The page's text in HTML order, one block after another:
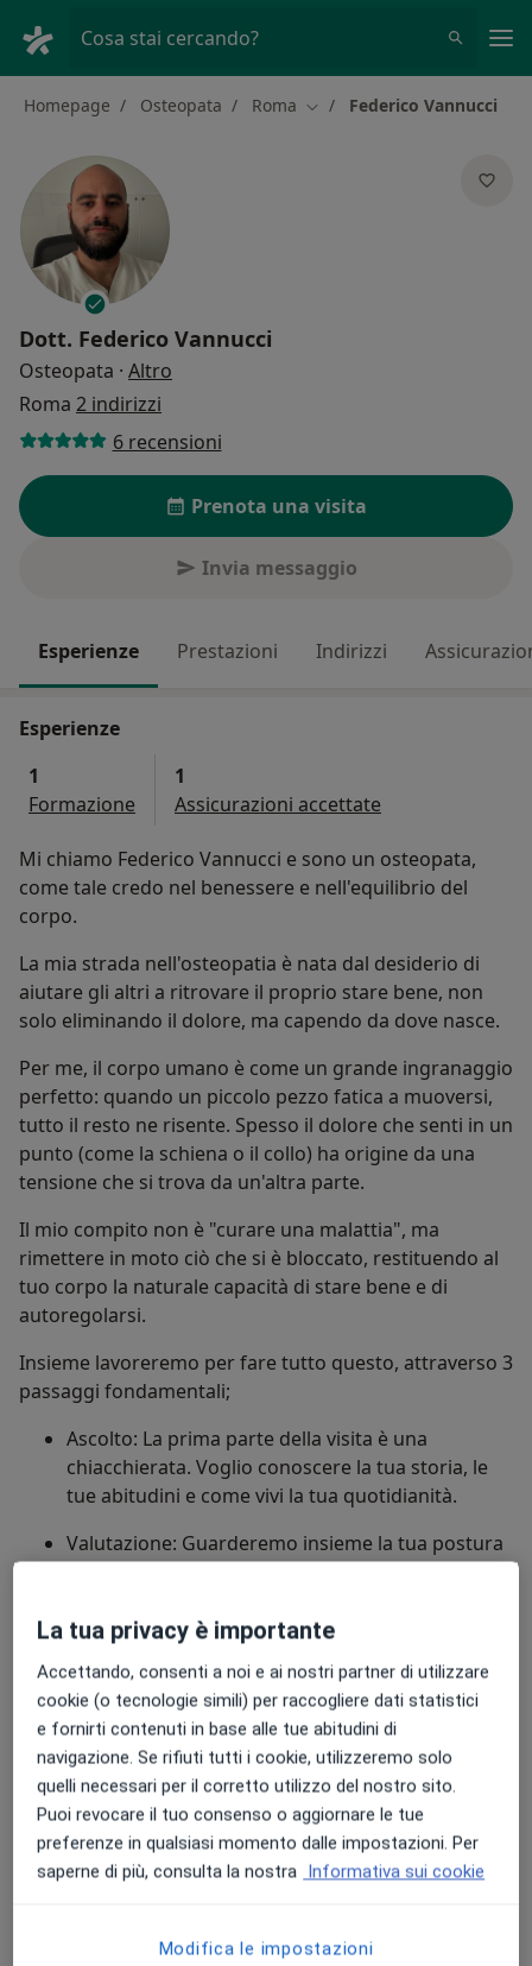
Cosa stai cercando?
Homepage Osteopata Roma Cambia città
Federico Vannucci
Dott. Federico Vannucci
Osteopata · Altro
Roma 2 indirizzi
6 recensioni
Prenota una visita
Invia messaggio
Esperienze Prestazioni Indirizzi
Esperienze
1
Formazione
1
Assicurazioni accettate
Mi chiamo Federico Vannucci e sono un osteopata,
come tale credo nel benessere e nell'equilibrio del
corpo.
La mia strada nell'osteopatia è nata dal desiderio di
aiutare gli altri a ritrovare il proprio stare bene, non
solo eliminando il dolore, ma capendo da dove nasce.
Per me, il corpo umano è come un grande ingranaggio
perfetto: quando un piccolo pezzo fatica a muoversi,
tutto il resto ne risente. Spesso il dolore che senti in un
punto (come la schiena o il collo) ha origine da una
tensione che si trova da un'altra parte.
Il mio compito non è "curare una malattia", ma
rimettere in moto ciò che si è bloccato, restituendo al
tuo corpo la naturale capacità di stare bene e di
autoregolarsi.
Insieme lavoreremo per fare tutto questo, attraverso 3
passaggi fondamentali;
Ascolto: La prima parte della visita è una
chiacchierata. Voglio conoscere la tua storia, le
tue abitudini e come vivi la tua quotidianità.
Valutazione: Guarderemo insieme la tua postura
Trattamento manuale: Utilizzo tecniche delicate e
mirate (pressioni, sfioramenti e mobilizzazioni)
adatte alla tua corporatura e alla tua sensibilità.
L'osteopatia è per tutti, perché la salute non ha età. Nel
mio studio accolgo:
Chi soffre di dolori cronici (mal di schiena,
cervicale, mal di testa).
Chi passa molte ore seduto alla scrivania e si
La tua privacy è importante
Accettando, consenti a noi e ai nostri partner di utilizzare
cookie (o tecnologie simili) per raccogliere dati statistici
e fornirti contenuti in base alle tue abitudini di
navigazione. Se rifiuti tutti i cookie, utilizzeremo solo
quelli necessari per il corretto utilizzo del nostro sito.
Puoi revocare il tuo consenso o aggiornare le tue
preferenze in qualsiasi momento dalle impostazioni. Per
saperne di più, consulta la nostra Informativa sui cookie
Modifica le impostazioni